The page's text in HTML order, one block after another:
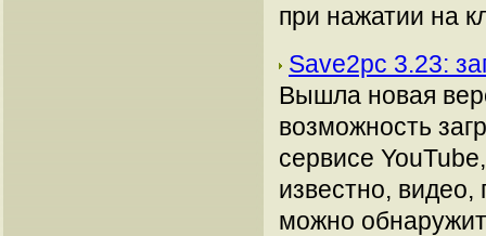
при нажатии на
Save2pc 3.23:
Вышла новая
возможность
сервисе
известно,
можно